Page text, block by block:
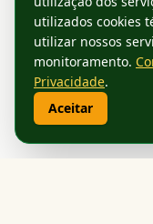
utilizados cookies
utilizar nossos
monitoramento.
Privacidade.
Aceitar